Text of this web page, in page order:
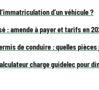
d’un véhicule ?
: amende à payer et tarifs en
de conduire : quelles
charge guidelec pour